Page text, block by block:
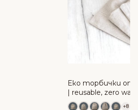
Еко торбички от
| reusable, zero
+8